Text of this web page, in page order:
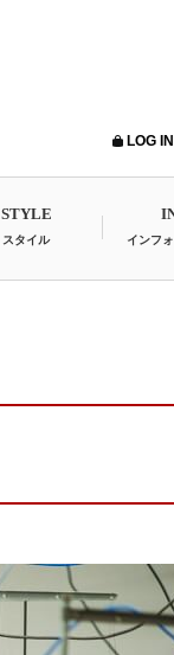
LOG IN
STYLE
スタイル インフ